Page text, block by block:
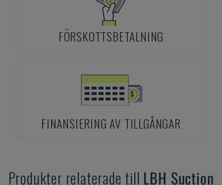
FÖRSKOTTSBETALNING
FINANSIERING AV TILLGÅNGAR
Produkter relaterade till LBH Suction